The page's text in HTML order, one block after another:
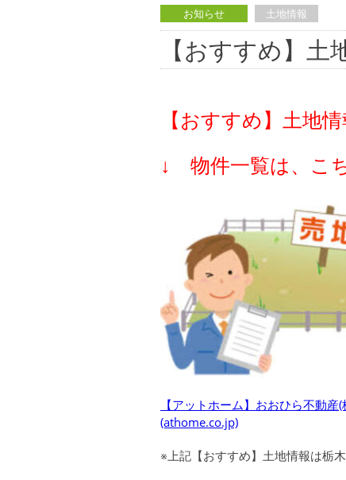
お知らせ 土地情報
【おすすめ】土
【おすすめ】土地情
↓ 物件一覧は、こ
【アットホーム】おおひら不動
(athome.co.jp)
※上記【おすすめ】土地情報は栃